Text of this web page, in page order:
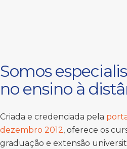
Somos
no ensino à
Criada e credenciada pela
dezembro 2012, oferece os
graduação e extensão